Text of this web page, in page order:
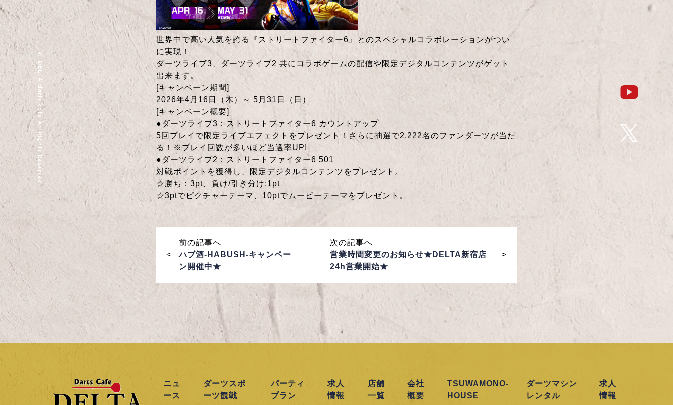
世界中で高い人気を誇る『ストリートファイター6』とのスペシャルコラボレーションがつい
に実現！
ダーツライブ3、ダーツライブ2 共にコラボゲームの配信や限定デジタルコンテンツがゲット
出来ます。
[キャンペーン期間]
2026年4月16日（木）～ 5月31日（日）
[キャンペーン概要]
●ダーツライブ3：ストリートファイター6 カウントアップ
5回プレイで限定ライブエフェクトをプレゼント！さらに抽選で2,222名のファンダーツが当た
る！※プレイ回数が多いほど当選率UP!
●ダーツライブ2：ストリートファイター6 501
対戦ポイントを獲得し、限定デジタルコンテンツをプレゼント。
☆勝ち：3pt、負け/引き分け:1pt
☆3ptでピクチャーテーマ、10ptでムービーテーマをプレゼント。
前の記事へ
ハブ酒-HABUSH-キャンペー
ン開催中★
次の記事へ
営業時間変更のお知らせ★DELTA新宿店
24h営業開始★
ニュ
ース
ダーツスポ
ーツ観戦
パーティ
プラン
求人
情報
店舗
一覧
会社
概要
TSUWAMONO-
HOUSE
ダーツマシン
レンタル
求人
情報
© DELTA darts cafe All Rights Reserved.